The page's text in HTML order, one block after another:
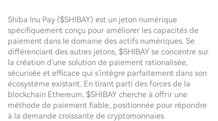
Shiba Inu Pay ($SHIBAY) est un jeton numérique
spécifiquement conçu pour améliorer les capacités de
paiement dans le domaine des actifs numériques. Se
différenciant des autres jetons, $SHIBAY se concentre sur
la création d'une solution de paiement rationalisée,
sécurisée et efficace qui s'intègre parfaitement dans son
écosystème existant. En tirant parti des forces de la
blockchain Ethereum, $SHIBAY cherche à offrir une
méthode de paiement fiable, positionnée pour répondre
à la demande croissante de cryptomonnaies